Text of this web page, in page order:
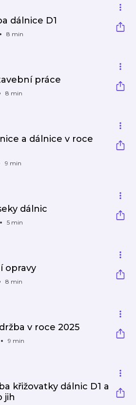
dálnice D1
8 min
práce
8 min
a dálnice v roce
9 min
dálnic
5 min
opravy
8 min
v roce 2025
9 min
křižovatky dálnic D1 a
jih